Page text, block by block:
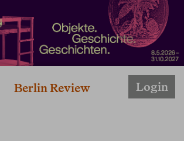
Berlin Review Login